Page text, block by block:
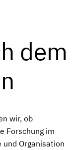
dem
wir, ob
Forschung im
und Organisation